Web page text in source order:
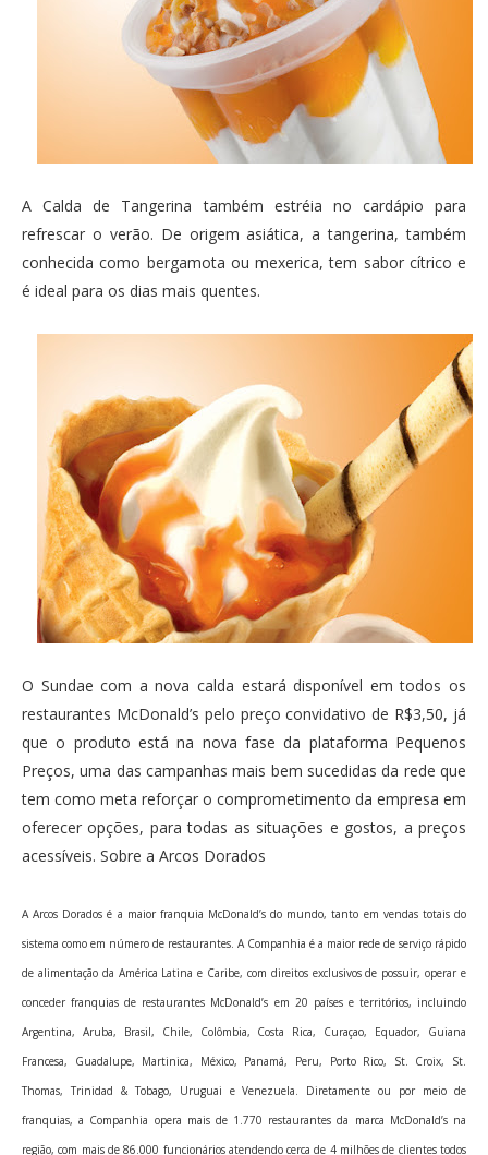
A Calda de Tangerina também estréia no cardápio para
refrescar o verão. De origem asiática, a tangerina, também
conhecida como bergamota ou mexerica, tem sabor cítrico e
é ideal para os dias mais quentes.
O Sundae com a nova calda estará disponível em todos os
restaurantes McDonald’s pelo preço convidativo de R$3,50, já
que o produto está na nova fase da plataforma Pequenos
Preços, uma das campanhas mais bem sucedidas da rede que
tem como meta reforçar o comprometimento da empresa em
oferecer opções, para todas as situações e gostos, a preços
acessíveis. Sobre a Arcos Dorados
A Arcos Dorados é a maior franquia McDonald’s do mundo, tanto em vendas totais do
sistema como em número de restaurantes. A Companhia é a maior rede de serviço rápido
de alimentação da América Latina e Caribe, com direitos exclusivos de possuir, operar e
conceder franquias de restaurantes McDonald’s em 20 países e territórios, incluindo
Argentina, Aruba, Brasil, Chile, Colômbia, Costa Rica, Curaçao, Equador, Guiana
Francesa, Guadalupe, Martinica, México, Panamá, Peru, Porto Rico, St. Croix, St.
Thomas, Trinidad & Tobago, Uruguai e Venezuela. Diretamente ou por meio de
franquias, a Companhia opera mais de 1.770 restaurantes da marca McDonald’s na
região, com mais de 86.000 funcionários atendendo cerca de 4 milhões de clientes todos